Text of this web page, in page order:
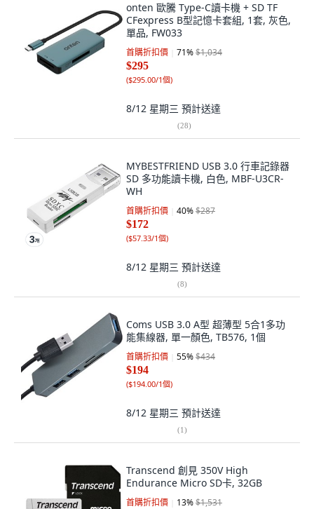
onten 歐騰 Type-C讀卡機 + SD TF
CFexpress B型記憶卡套組, 1套, 灰色,
單品, FW033
首購折扣價 71%$1,034
$295
($295.00/1個)
8/12 星期三 預計送達
(28)
MYBESTFRIEND USB 3.0 行車記錄器
SD 多功能讀卡機, 白色, MBF-U3CR-
WH
首購折扣價 40%$287
$172
($57.33/1個)
8/12 星期三 預計送達
(8)
Coms USB 3.0 A型 超薄型 5合1多功
能集線器, 單一顏色, TB576, 1個
首購折扣價 55%$434
$194
($194.00/1個)
8/12 星期三 預計送達
(1)
Transcend 創見 350V High
Endurance Micro SD卡, 32GB
首購折扣價 13%$1,531